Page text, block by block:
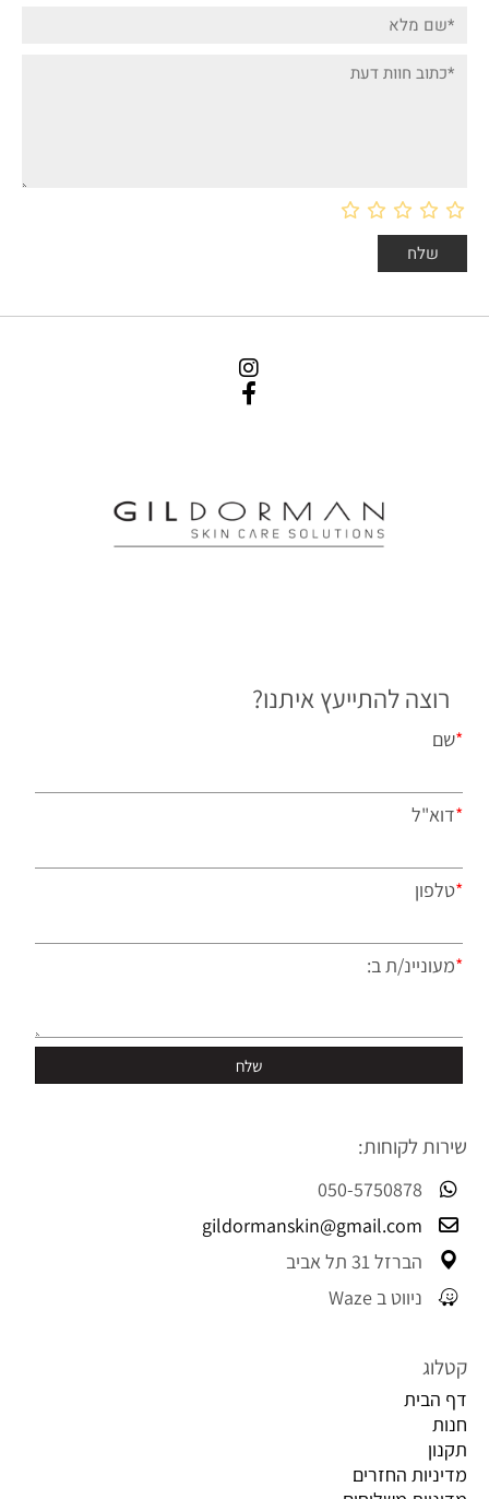
רוצה להתייעץ איתנו?
*שם
*דוא"ל
*טלפון
*מעוניינ/ת ב:
שירות לקוחות:
050-5750878
gildormanskin@gmail.com
הברזל 31 תל אביב
ניווט ב Waze
קטלוג
דף הבית
חנות
תקנון
מדיניות החזרים